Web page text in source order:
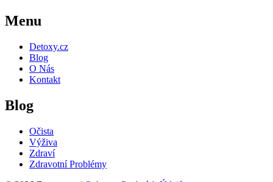
Menu
Detoxy.cz
Blog
O Nás
Kontakt
Blog
Očista
Výživa
Zdraví
Zdravotní Problémy